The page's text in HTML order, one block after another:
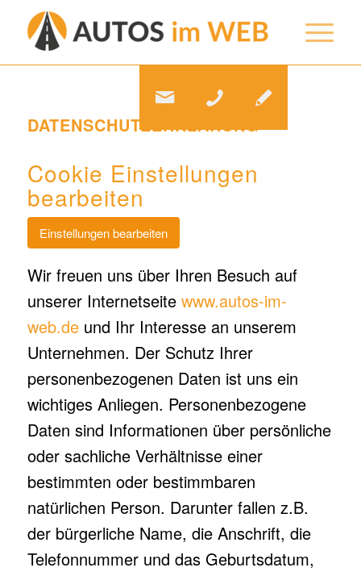
DATENSCHUTZERKLÄRUNG
Cookie Einstellungen
bearbeiten
Einstellungen bearbeiten
Wir freuen uns über Ihren Besuch auf
unserer Internetseite www.autos-im-
web.deund Ihr Interesse an unserem
Unternehmen. Der Schutz Ihrer
personenbezogenen Daten ist uns ein
wichtiges Anliegen. Personenbezogene
Daten sind Informationen über persönliche
oder sachliche Verhältnisse einer
bestimmten oder bestimmbaren
natürlichen Person. Darunter fallen z.B.
der bürgerliche Name, die Anschrift, die
Telefonnummer und das Geburtsdatum,